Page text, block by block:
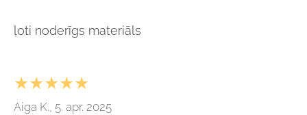
ļoti noderīgs materiāls
★★★★★
Aiga K., 5. apr. 2025